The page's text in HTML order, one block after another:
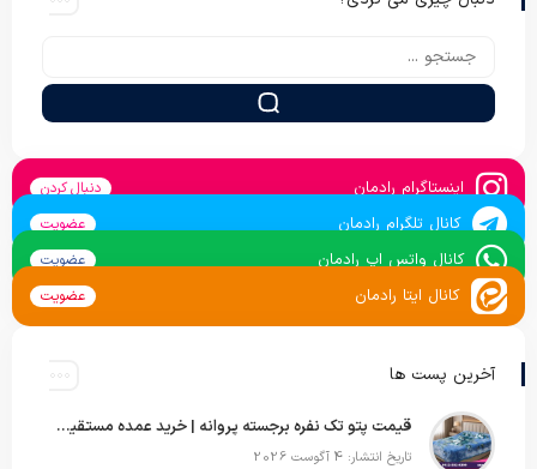
اینستاگرام رادمان دنبال کردن
کانال تلگرام رادمان عضویت
کانال واتس اپ رادمان عضویت
کانال ایتا رادمان عضویت
آخرین پست ها
قیمت پتو تک نفره برجسته پروانه | خرید عمده مستقیم با بهترین قیمت بازار
تاریخ انتشار: 4 آگوست 2026